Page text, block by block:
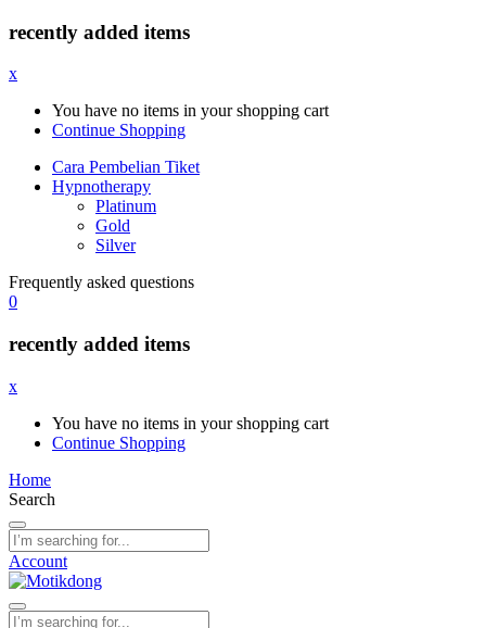
recently added items
x
You have no items in your shopping cart
Continue Shopping
Cara Pembelian Tiket
Hypnotherapy
Platinum
Gold
Silver
Frequently asked questions
0
recently added items
x
You have no items in your shopping cart
Continue Shopping
Home
Search
Account